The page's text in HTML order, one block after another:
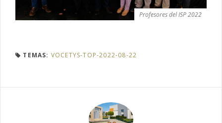
Profesores del ISP 2022
TEMAS: VOCETYS-TOP-2022-08-22